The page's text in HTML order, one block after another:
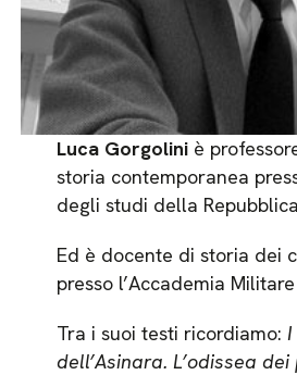
Luca Gorgoliniè
storia contemporanea
degli studi della
Ed è docente di storia dei
presso l’Accademia
Tra i suoi testi ricordiamo: I
dell’Asinara. L’odissea